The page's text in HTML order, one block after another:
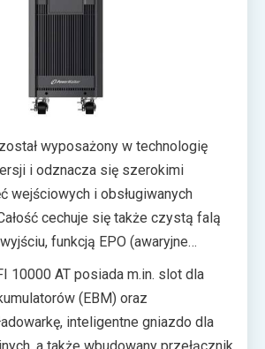
wyposażony w technologię
i odznacza się szerokimi
wejściowych i obsługiwanych
cechuje się także czystą falą
funkcją EPO (awaryjne
oraz funkcją ROO (zdalne
Użytkownik powinien być
odpowiednie wsparcie dla
liniową pracę nawet w niestabilnych
10000 AT posiada m.in. slot dla
(EBM) oraz
inteligentne gniazdo dla